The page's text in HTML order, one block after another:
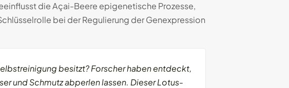
die Açai-Beere epigenetische Prozesse,
bei der Regulierung der Genexpression
besitzt? Forscher haben entdeckt,
und Schmutz abperlen lassen. Dieser Lotus-